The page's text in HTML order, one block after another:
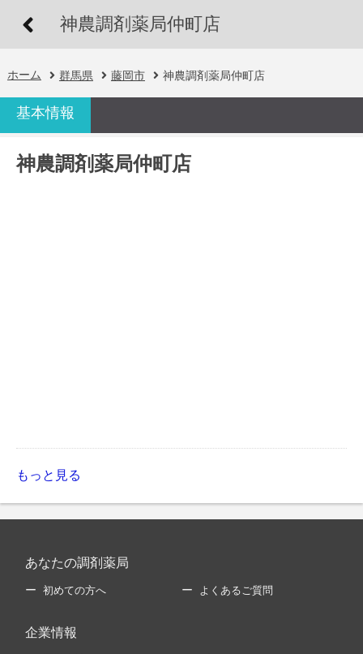
神農調剤薬局仲町店
ホーム 群馬県 藤岡市 神農調剤薬局仲町店
基本情報
神農調剤薬局仲町店
もっと見る
あなたの調剤薬局
初めての方へ よくあるご質問
企業情報